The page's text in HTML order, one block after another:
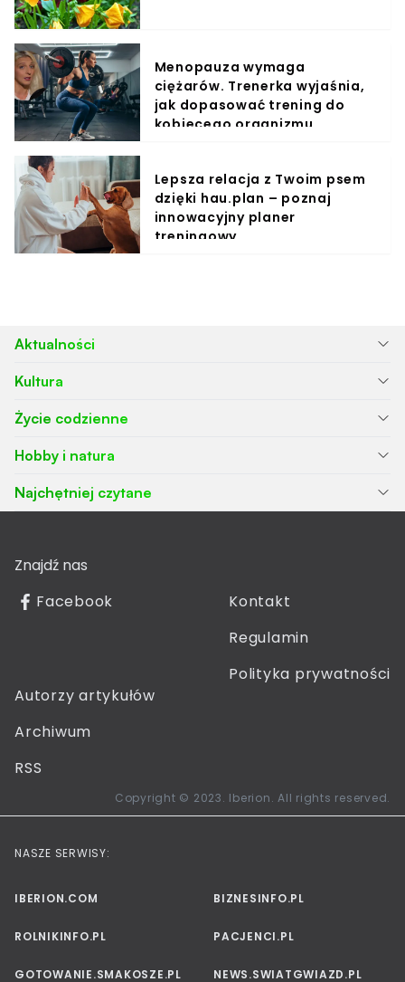
Menopauza wymaga
ciężarów. Trenerka wyjaśnia,
jak dopasować trening do
kobiecego organizmu
Lepsza relacja z Twoim psem
dzięki hau.plan – poznaj
innowacyjny planer
treningowy
Aktualności
Kultura
Życie codzienne
Hobby i natura
Najchętniej czytane
Znajdź nas
Facebook
Kontakt
Regulamin
Polityka prywatności
Autorzy artykułów
Archiwum
RSS
Copyright © 2023. Iberion. All rights reserved.
NASZE SERWISY:
IBERION.COM BIZNESINFO.PL
ROLNIKINFO.PL PACJENCI.PL
GOTOWANIE.SMAKOSZE.PL NEWS.SWIATGWIAZD.PL